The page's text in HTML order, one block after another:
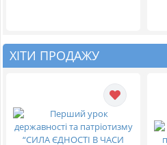
ХІТИ ПРОДАЖУ